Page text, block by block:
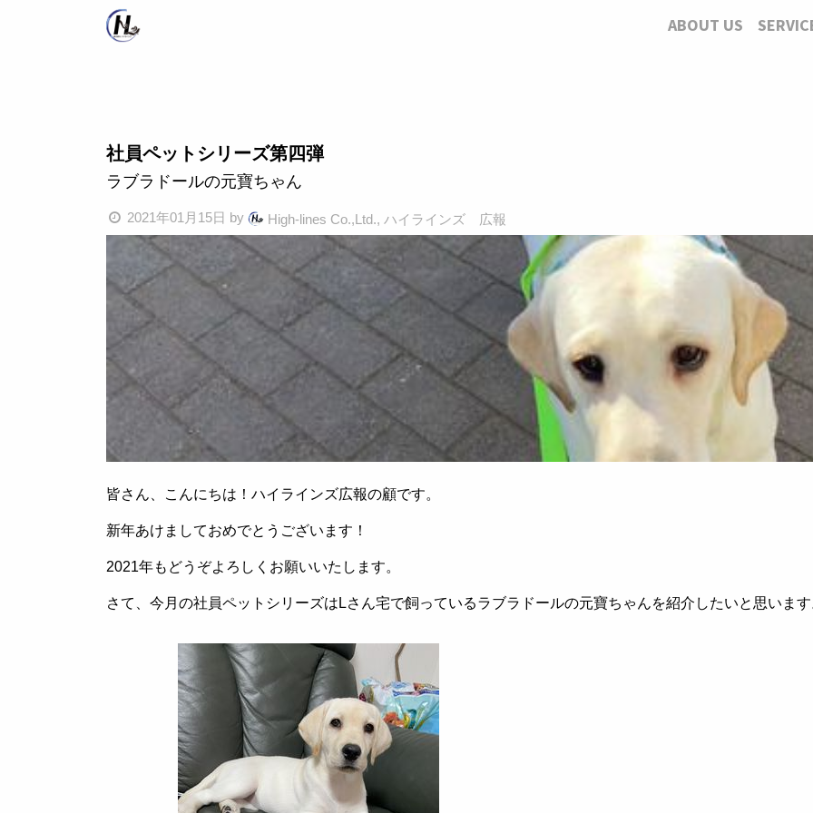
ABOUT US
社員ペットシリーズ第四弾
ラブラドールの元寶ちゃん
2021年01月15日 by High-lines Co.,Ltd., ハイラインズ 広報
皆さん、こんにちは！ハイラインズ広報の顧です。
新年あけましておめでとうございます！
2021年もどうぞよろしくお願いいたします。
さて、今月の社員ペットシリーズは Lさん宅で飼っているラブラドールの元寶ちゃんを紹介したいと思いま